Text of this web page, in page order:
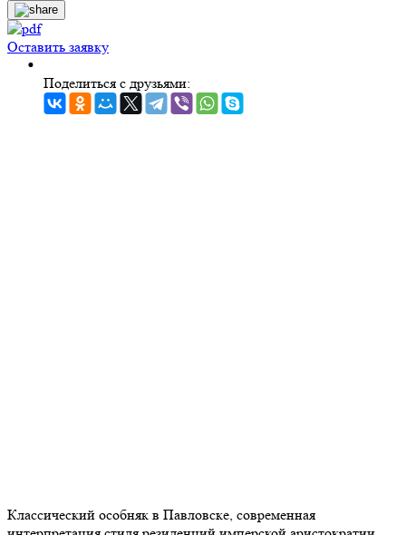
Поделиться с друзьями:
Оставить заявку
Классический особняк в Павловске, современная